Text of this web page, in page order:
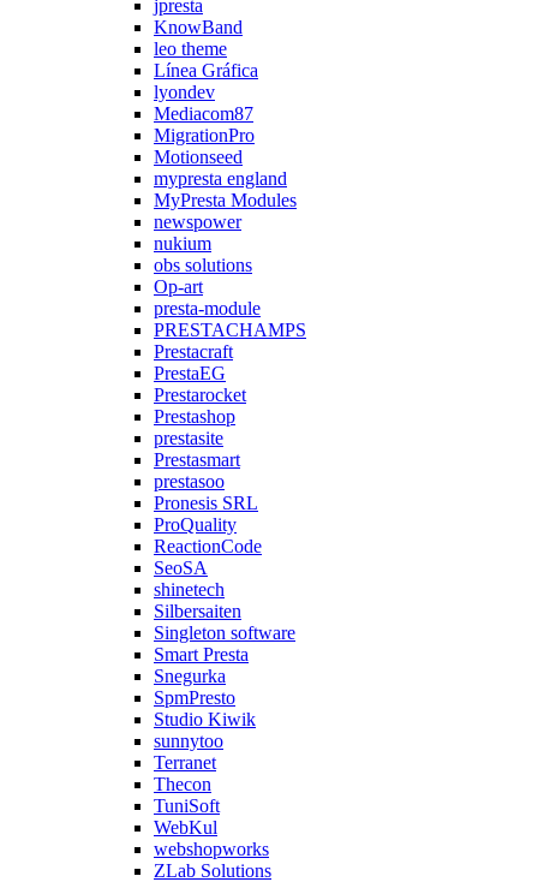
jpresta
KnowBand
leo theme
Línea Gráfica
lyondev
Mediacom87
MigrationPro
Motionseed
mypresta england
MyPresta Modules
newspower
nukium
obs solutions
Op-art
presta-module
PRESTACHAMPS
Prestacraft
PrestaEG
Prestarocket
Prestashop
prestasite
Prestasmart
prestasoo
Pronesis SRL
ProQuality
ReactionCode
SeoSA
shinetech
Silbersaiten
Singleton software
Smart Presta
Snegurka
SpmPresto
Studio Kiwik
sunnytoo
Terranet
Thecon
TuniSoft
WebKul
webshopworks
ZLab Solutions